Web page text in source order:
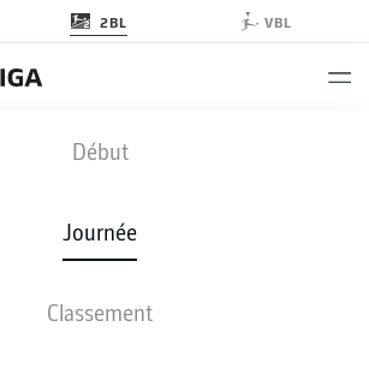
2BL VBL
Début
Journée
Classement
FCM - SGF
STATISTIQUES